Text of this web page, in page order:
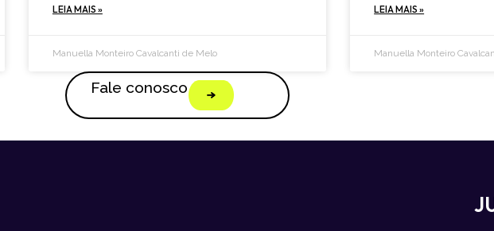
LEIA MAIS »
Manuella Monteiro Cavalcanti de Melo
LEIA MAIS »
Manuella Monteiro
Fale conosco